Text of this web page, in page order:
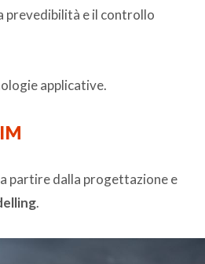
prevedibilità e il controllo
applicative.
partire dalla progettazione e
.